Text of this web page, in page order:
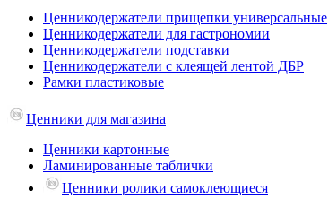
Ценникодержатели прищепки универсальные
Ценникодержатели для гастрономии
Ценникодержатели подставки
Ценникодержатели с клеящей лентой ДБР
Рамки пластиковые
Ценники для магазина
Ценники картонные
Ламинированные таблички
Ценники ролики самоклеющиеся